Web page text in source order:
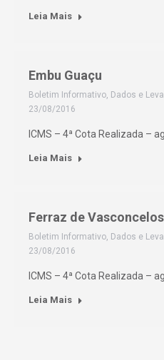
Leia Mais
Embu Guaçu
Boletim Informativo, Dados e
23/08/2016
ICMS – 4ª Cota Realizada –
Leia Mais
Ferraz de Vasconcelos
Boletim Informativo, Dados e
23/08/2016
ICMS – 4ª Cota Realizada –
Leia Mais